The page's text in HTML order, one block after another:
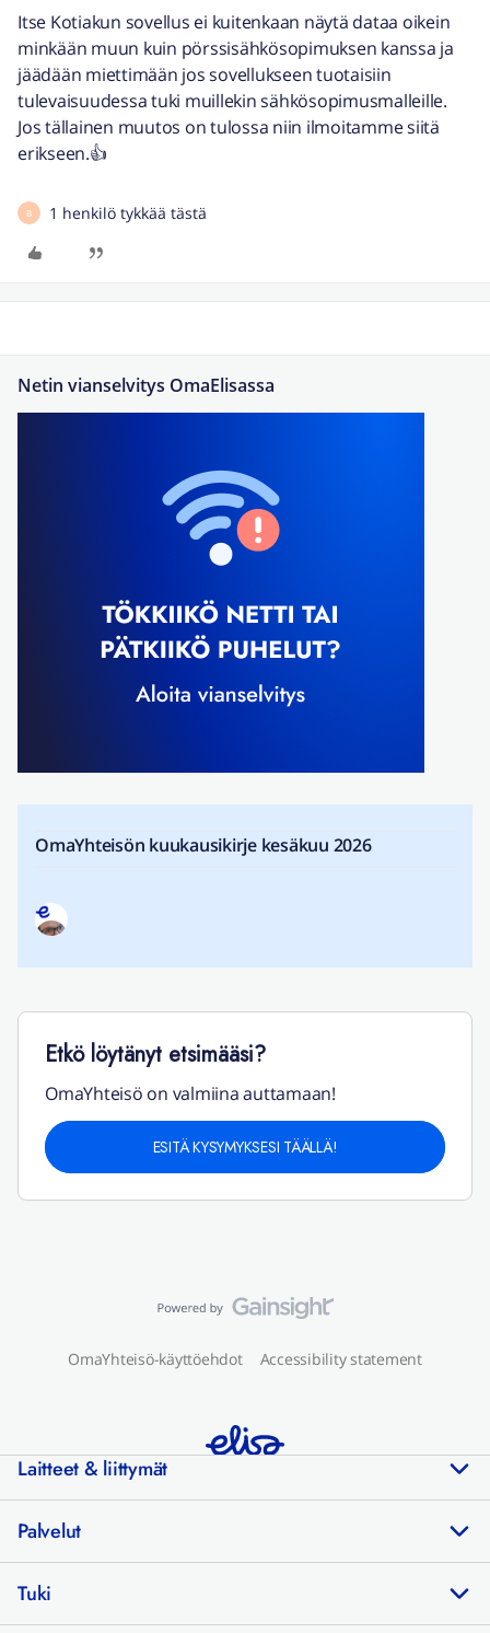
Itse Kotiakun sovellus ei kuitenkaan näytä dataa oikein
minkään muun kuin pörssisähkösopimuksen kanssa ja
jäädään miettimään jos sovellukseen tuotaisiin
tulevaisuudessa tuki muillekin sähkösopimusmalleille.
Jos tällainen muutos on tulossa niin ilmoitamme siitä
erikseen.👍
B 1 henkilö tykkää tästä
Netin vianselvitys OmaElisassa
OmaYhteisön kuukausikirje kesäkuu 2026
Etkö löytänyt etsimääsi?
OmaYhteisö on valmiina auttamaan!
ESITÄ KYSYMYKSESI TÄÄLLÄ!
OmaYhteisö-käyttöehdot Accessibility statement
Laitteet & liittymät
Palvelut
Tuki